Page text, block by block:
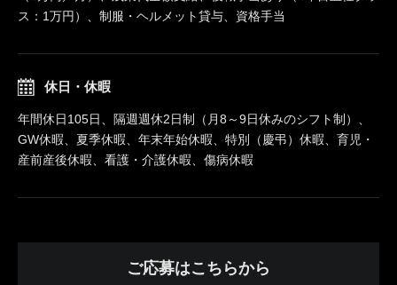
ス：1万円）、制服・ヘルメット貸与、資格手当
休日・休暇
年間休日105日、隔週週休2日制（月8～9日休みのシフト制）、
GW休暇、夏季休暇、年末年始休暇、特別（慶弔）休暇、育児・
産前産後休暇、看護・介護休暇、傷病休暇
ご応募はこちらから